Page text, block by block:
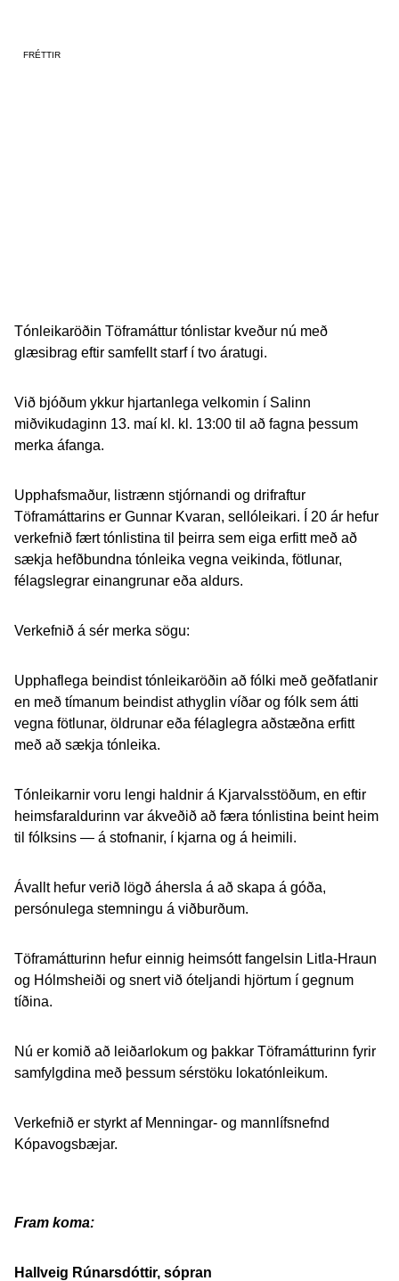
FRÉTTIR
Tónleikaröðin Töframáttur tónlistar kveður nú með
glæsibrag eftir samfellt starf í tvo áratugi.
Við bjóðum ykkur hjartanlega velkomin í Salinn
miðvikudaginn 13. maí kl. kl. 13:00 til að fagna þessum
merka áfanga.
Upphafsmaður, listrænn stjórnandi og drifraftur
Töframáttarins er Gunnar Kvaran, sellóleikari. Í 20 ár hefur
verkefnið fært tónlistina til þeirra sem eiga erfitt með að
sækja hefðbundna tónleika vegna veikinda, fötlunar,
félagslegrar einangrunar eða aldurs.
Verkefnið á sér merka sögu:
Upphaflega beindist tónleikaröðin að fólki með geðfatlanir
en með tímanum beindist athyglin víðar og fólk sem átti
vegna fötlunar, öldrunar eða félaglegra aðstæðna erfitt
með að sækja tónleika.
Tónleikarnir voru lengi haldnir á Kjarvalsstöðum, en eftir
heimsfaraldurinn var ákveðið að færa tónlistina beint heim
til fólksins — á stofnanir, í kjarna og á heimili.
Ávallt hefur verið lögð áhersla á að skapa á góða,
persónulega stemningu á viðburðum.
Töframátturinn hefur einnig heimsótt fangelsin Litla-Hraun
og Hólmsheiði og snert við óteljandi hjörtum í gegnum
tíðina.
Nú er komið að leiðarlokum og þakkar Töframátturinn fyrir
samfylgdina með þessum sérstöku lokatónleikum.
Verkefnið er styrkt af Menningar- og mannlífsnefnd
Kópavogsbæjar.
Fram koma:
Hallveig Rúnarsdóttir, sópran